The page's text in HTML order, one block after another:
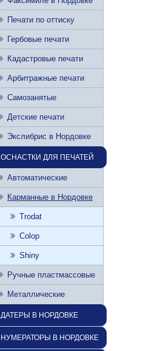
Печати по оттиску
Гербовые печати
Кадастровые печати
Арбитражные печати
Самозанятые
Детские печати
Экслибрис в Нордовке
ОСНАСТКИ ДЛЯ ПЕЧАТЕЙ
Автоматические
Карманные в Нордовке
Trodat
Colop
Shiny
Ручные пластмассовые
Металлические
ДАТЕРЫ В НОРДОВКЕ
НУМЕРАТОРЫ В НОРДОВКЕ